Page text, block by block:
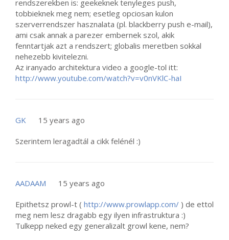
rendszerekben is: geekeknek tenyleges push,
tobbieknek meg nem; esetleg opciosan kulon
szerverrendszer hasznalata (pl. blackberry push e-mail),
ami csak annak a parezer embernek szol, akik
fenntartjak azt a rendszert; globalis meretben sokkal
nehezebb kivitelezni.
Az iranyado architektura video a google-tol itt:
http://www.youtube.com/watch?v=v0nVKlC-haI
GK 15 years ago
Szerintem leragadtál a cikk felénél :)
AADAAM 15 years ago
Epithetsz prowl-t ( http://www.prowlapp.com/ ) de ettol
meg nem lesz dragabb egy ilyen infrastruktura :)
Tulkepp neked egy generalizalt growl kene, nem?